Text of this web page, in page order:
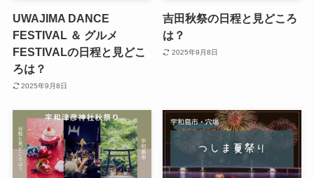
UWAJIMA DANCE
FESTIVAL ＆ グルメ
FESTIVALの日程と見どこ
ろは？
2025年9月8日
吉田秋祭の日程と見どころ
は？
2025年9月8日